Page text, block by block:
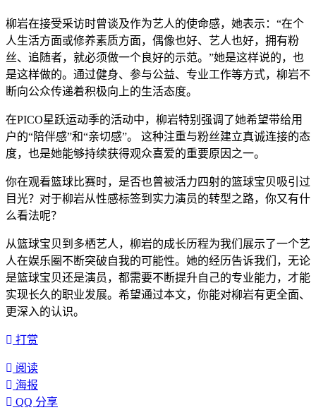
柳岩在接受采访时曾谈及作为艺人的使命感，她表示：“在个
人生活方面或修养素质方面，偶像也好、艺人也好，拥有粉
丝、追随者，就必须做一个良好的示范。”她是这样说的，也
是这样做的。通过健身、参与公益、专业工作等方式，柳岩不
断向公众传递着积极向上的生活态度。
在PICO星跃运动季的活动中，柳岩特别强调了她希望带给用
户的“陪伴感”和“亲切感”。 这种注重与粉丝建立真诚连接的态
度，也是她能够持续获得观众喜爱的重要原因之一。
你在观看篮球比赛时，是否也曾被活力四射的篮球宝贝吸引过
目光？对于柳岩从性感标签到实力演员的转型之路，你又有什
么看法呢？
从篮球宝贝到多栖艺人，柳岩的成长历程为我们展示了一个艺
人在娱乐圈不断突破自我的可能性。她的经历告诉我们，无论
是篮球宝贝还是演员，都需要不断提升自己的专业能力，才能
实现长久的职业发展。希望通过本文，你能对柳岩有更全面、
更深入的认识。
打赏
阅读
海报
QQ 分享